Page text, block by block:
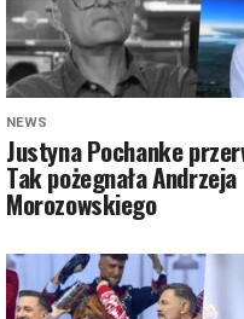
NEWS
Justyna Pochanke
Tak pożegnała Andrzeja
Morozowskiego